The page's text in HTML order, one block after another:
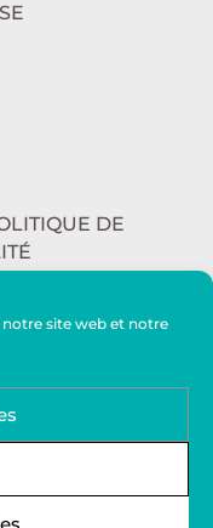
site web et notre
DE